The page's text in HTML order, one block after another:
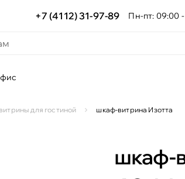
+7 (4112) 31-97-89 Пн-пт: 09:00
для гостиной шкаф-витрина Изотта
шкаф-